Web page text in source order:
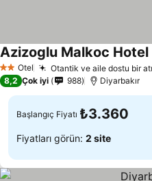
2 Yıldız
Otel Otantik ve aile dostu bir
Azizoglu Malkoc Hotel
8,2 Çok iyi 988 Diyarbakır
Başlangıç Fiyatı ₺3.360
Fiyatları görün: 2 site